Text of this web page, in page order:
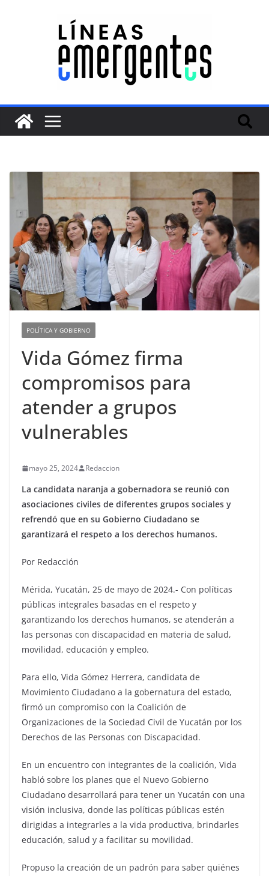
POLÍTICA Y GOBIERNO
Vida Gómez firma
compromisos para
atender a grupos
vulnerables
mayo 25, 2024 Redaccion
La candidata naranja a gobernadora se reunió con
asociaciones civiles de diferentes grupos sociales y
refrendó que en su Gobierno Ciudadano se
garantizará el respeto a los derechos humanos.
Por Redacción
Mérida, Yucatán, 25 de mayo de 2024.- Con políticas
públicas integrales basadas en el respeto y
garantizando los derechos humanos, se atenderán a
las personas con discapacidad en materia de salud,
movilidad, educación y empleo.
Para ello, Vida Gómez Herrera, candidata de
Movimiento Ciudadano a la gobernatura del estado,
firmó un compromiso con la Coalición de
Organizaciones de la Sociedad Civil de Yucatán por los
Derechos de las Personas con Discapacidad.
En un encuentro con integrantes de la coalición, Vida
habló sobre los planes que el Nuevo Gobierno
Ciudadano desarrollará para tener un Yucatán con una
visión inclusiva, donde las políticas públicas estén
dirigidas a integrarles a la vida productiva, brindarles
educación, salud y a facilitar su movilidad.
Propuso la creación de un padrón para saber quiénes